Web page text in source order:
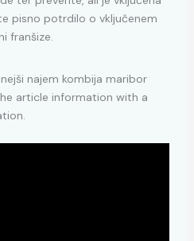
pisno potrdilo o vključenem
franšize.
najem kombija maribor
article information with a